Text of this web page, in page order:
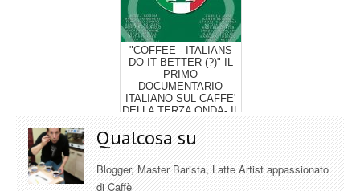
"COFFEE - ITALIANS
DO IT BETTER (?)" IL
PRIMO
DOCUMENTARIO
ITALIANO SUL CAFFE'
DELLA TERZA ONDA- IL
...
Qualcosa su
Blogger, Master Barista, Latte Artist appassionato
di Caffè